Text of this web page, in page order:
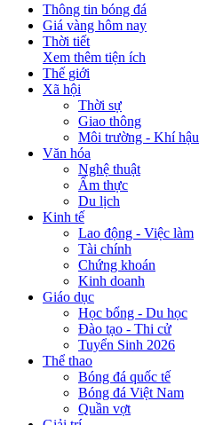
Thông tin bóng đá
Giá vàng hôm nay
Thời tiết
Xem thêm tiện ích
Thế giới
Xã hội
Thời sự
Giao thông
Môi trường - Khí hậu
Văn hóa
Nghệ thuật
Ẩm thực
Du lịch
Kinh tế
Lao động - Việc làm
Tài chính
Chứng khoán
Kinh doanh
Giáo dục
Học bổng - Du học
Đào tạo - Thi cử
Tuyển Sinh 2026
Thể thao
Bóng đá quốc tế
Bóng đá Việt Nam
Quần vợt